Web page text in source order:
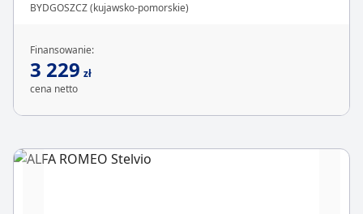
BYDGOSZCZ (kujawsko-pomorskie)
Finansowanie:
3 229 zł
cena netto